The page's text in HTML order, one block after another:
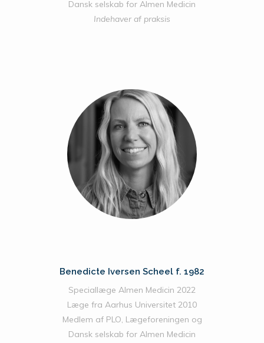
Dansk selskab for Almen Medicin
Indehaver af praksis
Benedicte Iversen Scheel f. 1982
Speciallæge Almen Medicin 2022
Læge fra Aarhus Universitet 2010
Medlem af PLO, Lægeforeningen og
Dansk selskab for Almen Medicin